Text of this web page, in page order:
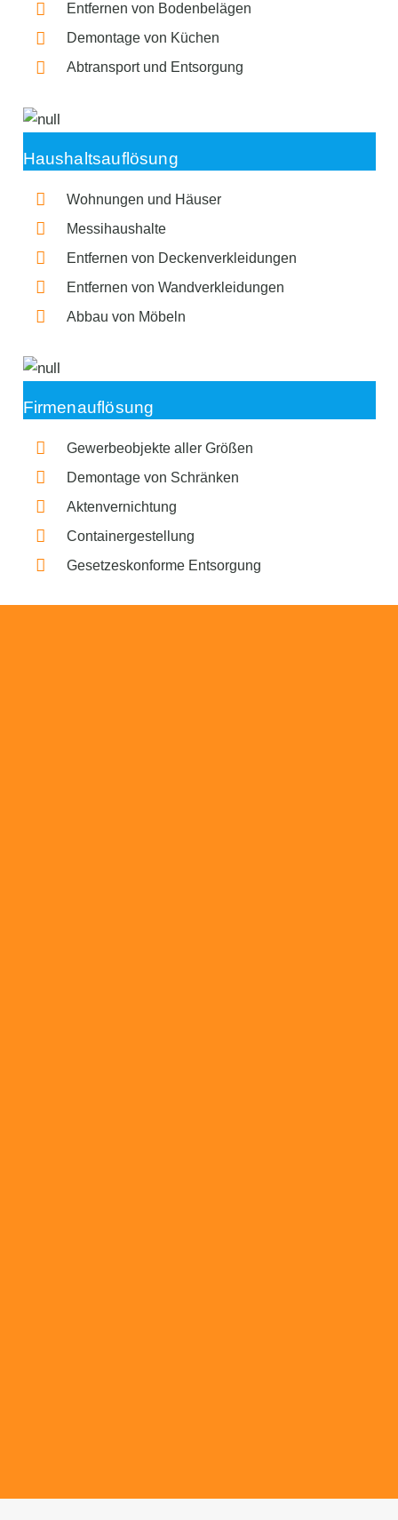
Entfernen von Bodenbelägen
Demontage von Küchen
Abtransport und Entsorgung
Haushaltsauflösung
Wohnungen und Häuser
Messihaushalte
Entfernen von Deckenverkleidungen
Entfernen von Wandverkleidungen
Abbau von Möbeln
Firmenauflösung
Gewerbeobjekte aller Größen
Demontage von Schränken
Aktenvernichtung
Containergestellung
Gesetzeskonforme Entsorgung